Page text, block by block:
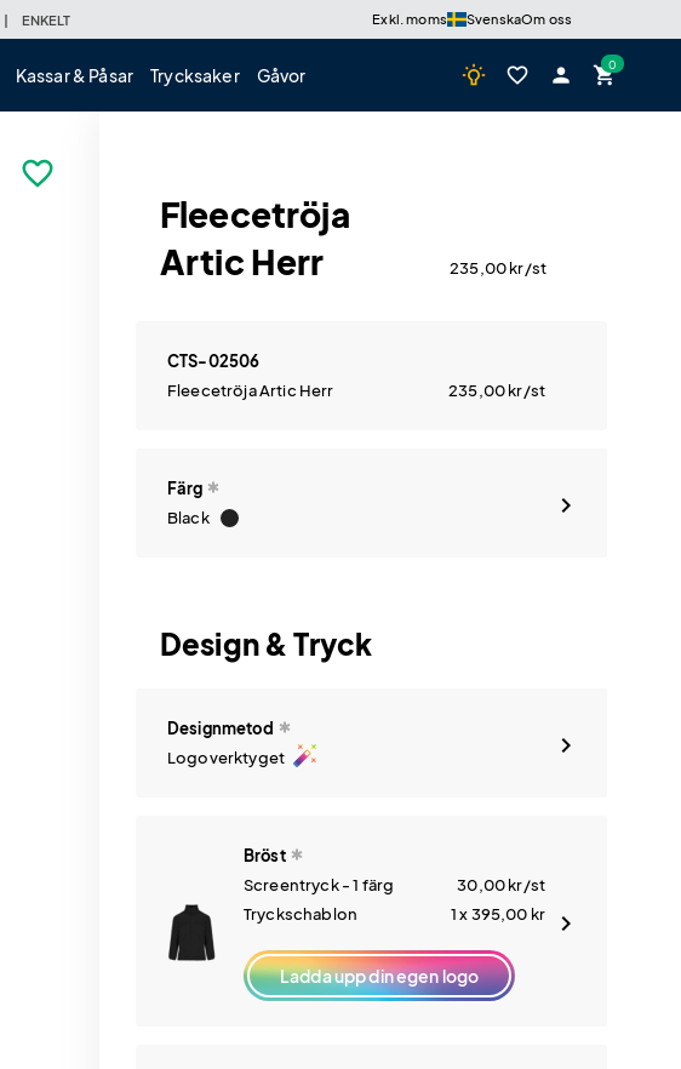
| ENKELT Exkl. moms SvenskaOm oss
Kassar & Påsar Trycksaker Gåvor wb_incandescent favorite_border person shopping_cart
favorite_border
Fleecetröja
Artic Herr
235,00kr/st
CTS-02506
Fleecetröja Artic Herr
235,00kr/st
Färg
Black
Design & Tryck
Designmetod
Logoverktyget auto_fix_high
Bröst
Screentryck - 1 färg
30,00kr/st
Tryckschablon
1 x 395,00 kr
Ladda upp din egen logo